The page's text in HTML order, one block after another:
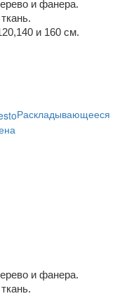
и фанера.
и 160 см.
Раскладывающееся
и фанера.